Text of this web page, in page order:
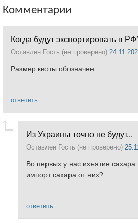
Комментарии
Когда будут экспортировать в
Оставлен Гость (не проверено)
Размер квоты обозначен
ответить
Из Украины точно не будут...
Оставлен Гость (не проверено)
Во первых у нас изъятие
импорт сахара от них?
ответить